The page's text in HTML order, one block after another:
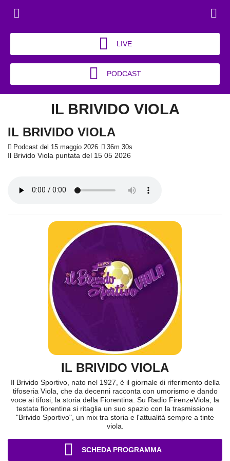
LIVE
PODCAST
IL BRIVIDO VIOLA
IL BRIVIDO VIOLA
Podcast del 15 maggio 2026 36m 30s
Il Brivido Viola puntata del 15 05 2026
IL BRIVIDO VIOLA
Il Brivido Sportivo, nato nel 1927, è il giornale di riferimento della
tifoseria Viola, che da decenni racconta con umorismo e dando
voce ai tifosi, la storia della Fiorentina. Su Radio FirenzeViola, la
testata fiorentina si ritaglia un suo spazio con la trasmissione
"Brivido Sportivo", un mix tra storia e l'attualità sempre a tinte
viola.
SCHEDA PROGRAMMA